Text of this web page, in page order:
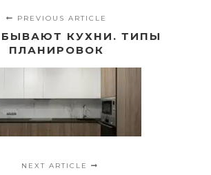
PREVIOUS ARTICLE
БЫВАЮТ КУХНИ. ТИПЫ
ПЛАНИРОВОК
NEXT ARTICLE